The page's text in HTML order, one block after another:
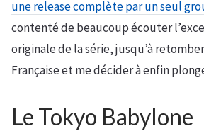
une release complète par un seul
contenté de beaucoup écouter
originale de la série, jusqu’à
Française et me décider à enfin
Le Tokyo Babylone